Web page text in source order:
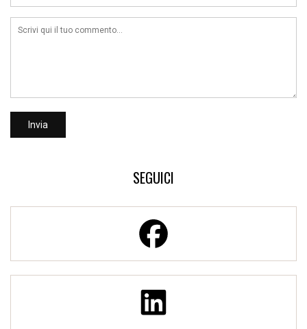
SEGUICI